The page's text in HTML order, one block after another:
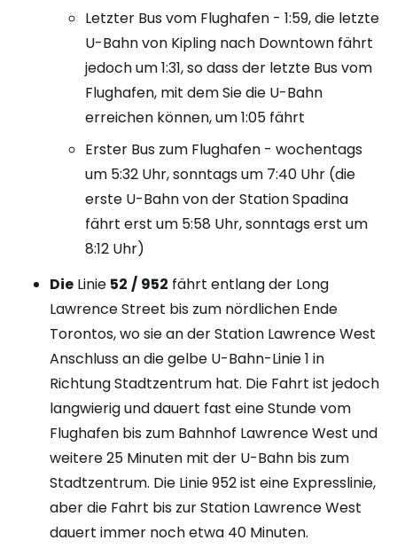
Letzter Bus vom Flughafen - 1:59, die letzte
U-Bahn von Kipling nach Downtown fährt
jedoch um 1:31, so dass der letzte Bus vom
Flughafen, mit dem Sie die U-Bahn
erreichen können, um 1:05 fährt
Erster Bus zum Flughafen - wochentags
um 5:32 Uhr, sonntags um 7:40 Uhr (die
erste U-Bahn von der Station Spadina
fährt erst um 5:58 Uhr, sonntags erst um
8:12 Uhr)
Die Linie 52 / 952 fährt entlang der Long
Lawrence Street bis zum nördlichen Ende
Torontos, wo sie an der Station Lawrence West
Anschluss an die gelbe U-Bahn-Linie 1 in
Richtung Stadtzentrum hat. Die Fahrt ist jedoch
langwierig und dauert fast eine Stunde vom
Flughafen bis zum Bahnhof Lawrence West und
weitere 25 Minuten mit der U-Bahn bis zum
Stadtzentrum. Die Linie 952 ist eine Expresslinie,
aber die Fahrt bis zur Station Lawrence West
dauert immer noch etwa 40 Minuten.